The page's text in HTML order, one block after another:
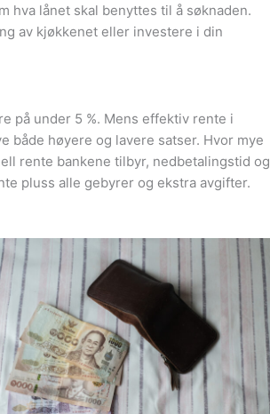
hva lånet skal benyttes til å søknaden.
av kjøkkenet eller investere i din
på under 5 %. Mens effektiv rente i
både høyere og lavere satser. Hvor mye
rente bankene tilbyr, nedbetalingstid og
pluss alle gebyrer og ekstra avgifter.